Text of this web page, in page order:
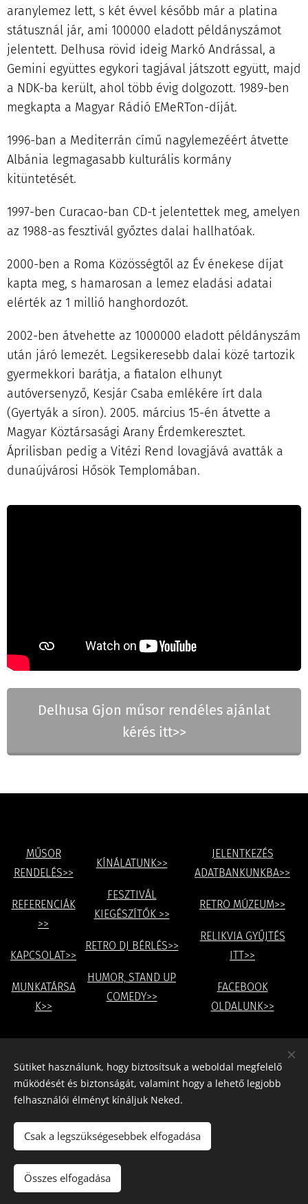
aranylemez lett, s két évvel később már a platina
státusznál jár, ami 100000 eladott példányszámot
jelentett. Delhusa rövid ideig Markó Andrással, a
Gemini együttes egykori tagjával játszott együtt, majd
a NDK-ba került, ahol több évig dolgozott. 1989-ben
megkapta a Magyar Rádió EMeRTon-díját.
1996-ban a Mediterrán című nagylemezéért átvette
Albánia legmagasabb kulturális kormány
kitüntetését.
1997-ben Curacao-ban CD-t jelentettek meg, amelyen
az 1988-as fesztivál győztes dalai hallhatóak.
2000-ben a Roma Közösségtől az Év énekese díjat
kapta meg, s hamarosan a lemez eladási adatai
elérték az 1 millió hanghordozót.
2002-ben átvehette az 1000000 eladott példányszám
után járó lemezét. Legsikeresebb dalai közé tartozik
gyermekkori barátja, a fiatalon elhunyt
autóversenyző, Kesjár Csaba emlékére írt dala
(Gyertyák a síron). 2005. március 15-én átvette a
Magyar Köztársasági Arany Érdemkeresztet.
Áprilisban pedig a Vitézi Rend lovagjává avatták a
dunaújvárosi Hősök Templomában.
Delhusa Gjon műsor rendéles ajánlat
kérés itt>>
MŰSOR
RENDELÉS>>
REFERENCIÁK
>>
KAPCSOLAT>>
MUNKATÁRSA
K>>
KÍNÁLATUNK>>
FESZTIVÁL
KIEGÉSZÍTŐK >>
RETRO DJ BÉRLÉS>>
HUMOR, STAND UP
COMEDY>>
JELENTKEZÉS
ADATBANKUNKBA>>
RETRO MÚZEUM>>
RELIKVIA GYŰJTÉS
ITT>>
FACEBOOK
OLDALUNK>>
Share
© KoProdukció Esemény-és Rendezvényszervező Konzorcium
Sütiket használunk, hogy biztosítsuk a weboldal megfelelő
működését és biztonságát, valamint hogy a lehető legjobb
felhasználói élményt kínáljuk Neked.
Csak a legszükségesebbek elfogadása
Összes elfogadása